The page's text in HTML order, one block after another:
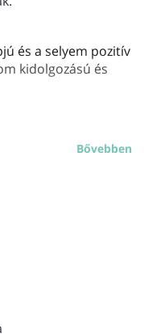
és a selyem pozitív
kidolgozású és
és fényű szőnyegre
akkor a viszkóz
Bővebben